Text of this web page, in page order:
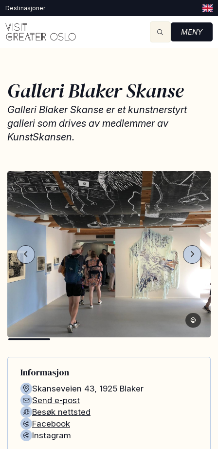
Destinasjoner
MENY
Galleri Blaker Skanse
Galleri Blaker Skanse er et kunstnerstyrt
galleri som drives av medlemmer av
KunstSkansen.
©
Informasjon
Skanseveien 43, 1925 Blaker
Send e-post
Besøk nettsted
Facebook
Instagram